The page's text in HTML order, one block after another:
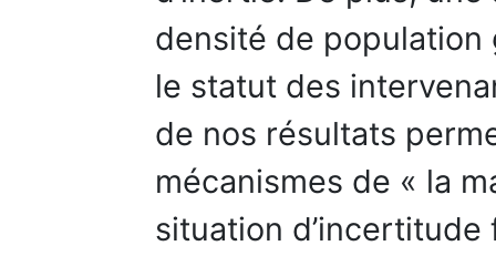
densité de
le statut des
de nos résultats
mécanismes de « la
situation d’incertitude